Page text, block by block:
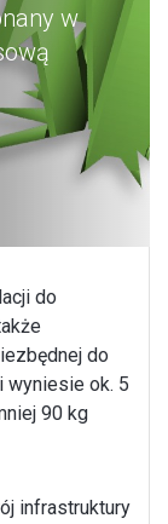
w
do
do
wyniesie ok. 5
90 kg
infrastruktury